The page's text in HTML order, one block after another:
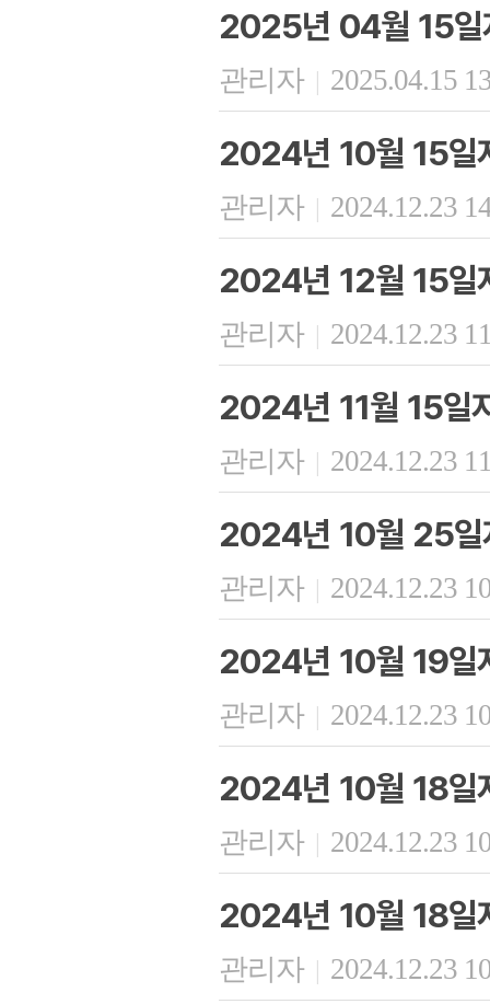
2025년 04월 15일
관리자 | 2025.04.15
2024년 10월 15일
관리자 | 2024.12.23
2024년 12월 15일
관리자 | 2024.12.23
2024년 11월 15일
관리자 | 2024.12.23
2024년 10월 25일
관리자 | 2024.12.23
2024년 10월 19일
관리자 | 2024.12.23
2024년 10월 18일
관리자 | 2024.12.23
2024년 10월 18일
관리자 | 2024.12.23